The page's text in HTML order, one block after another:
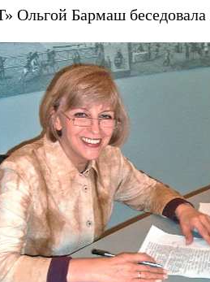
Ольгой Бармаш